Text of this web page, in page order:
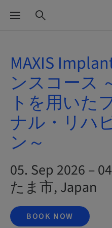
MAXIS
ンスコース
トを用いた
ナル・リハ
ン～
05. Sep 2026 –
たま市, Japan
BOOK NOW